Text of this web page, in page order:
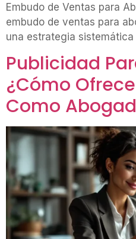
Embudo de Ventas para
embudo de ventas para
una estrategia
Publicidad
¿Cómo
Como